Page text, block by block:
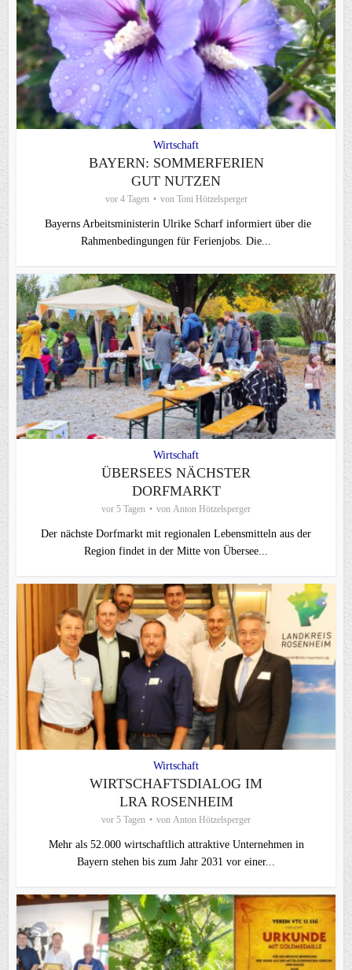
Wirtschaft
BAYERN: SOMMERFERIEN
GUT NUTZEN
vor 4 Tagen von Toni Hötzelsperger
Bayerns Arbeitsministerin Ulrike Scharf informiert über die
Rahmenbedingungen für Ferienjobs. Die...
Wirtschaft
ÜBERSEES NÄCHSTER
DORFMARKT
vor 5 Tagen von Anton Hötzelsperger
Der nächste Dorfmarkt mit regionalen Lebensmitteln aus der
Region findet in der Mitte von Übersee...
Wirtschaft
WIRTSCHAFTSDIALOG IM
LRA ROSENHEIM
vor 5 Tagen von Anton Hötzelsperger
Mehr als 52.000 wirtschaftlich attraktive Unternehmen in
Bayern stehen bis zum Jahr 2031 vor einer...